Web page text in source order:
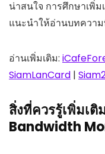
น่าสนใจ การศึกษาเพิ่
แนะนำให้อ่านบทความ
อ่านเพิ่มเติม:
SiamLanCard |
สิ่งที่ควรรู้เพิ่มเติ
Bandwidth